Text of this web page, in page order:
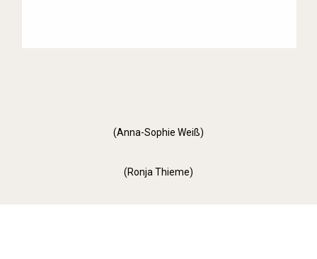
(Anna-Sophie Weiß)
(Ronja Thieme)